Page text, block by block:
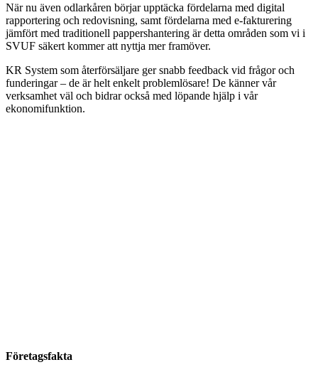
När nu även odlarkåren börjar upptäcka fördelarna med digital
rapportering och redovisning, samt fördelarna med e-fakturering
jämfört med traditionell pappershantering är detta områden som vi i
SVUF säkert kommer att nyttja mer framöver.
KR System som återförsäljare ger snabb feedback vid frågor och
funderingar – de är helt enkelt problemlösare! De känner vår
verksamhet väl och bidrar också med löpande hjälp i vår
ekonomifunktion.
Företagsfakta